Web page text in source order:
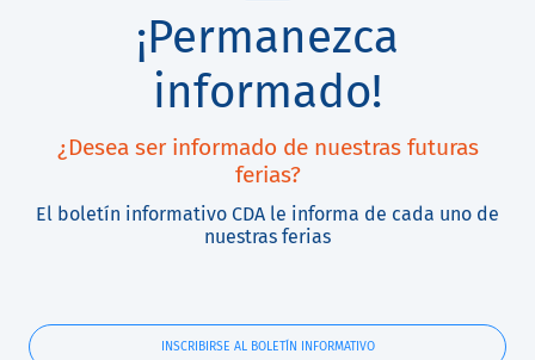
¡Permanezca
informado!
¿Desea ser informado de nuestras futuras
ferias?
El boletín informativo CDA le informa de cada uno de
nuestras ferias
INSCRIBIRSE AL BOLETÍN INFORMATIVO